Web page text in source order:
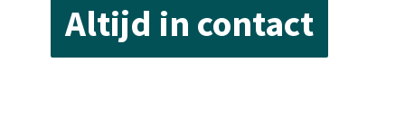
Altijd in contact